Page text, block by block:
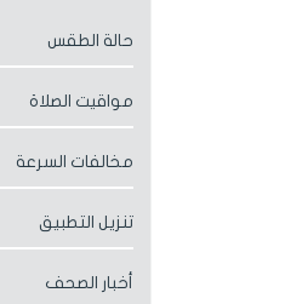
حالة الطقس
مواقيت الصلاة
مخالفات السرعة
تنزيل التطبيق
أخبار الصحف